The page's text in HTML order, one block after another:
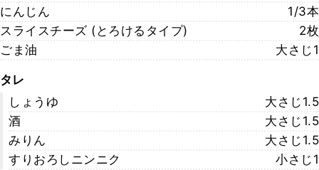
にんじん
1/3本
スライスチーズ (とろけるタイプ)
2枚
ごま油
大さじ1
タレ
しょうゆ
大さじ1.5
酒
大さじ1.5
みりん
大さじ1.5
すりおろしニンニク
小さじ1